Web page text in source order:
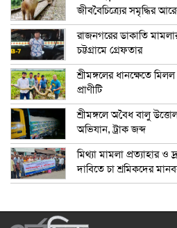
জীববৈচিত্র্যের সমৃদ্ধির
রাজনগরের ডাকাতি
চট্টগ্রামে গ্রেফতার
শ্রীমঙ্গলের ধানক্ষেতে
প্রাণীটি
শ্রীমঙ্গলে অবৈধ বালু
অভিযান, ট্রাক জব্দ
মিথ্যা মামলা প্রত্যাহার ও
দাবিতে চা শ্রমিকদের